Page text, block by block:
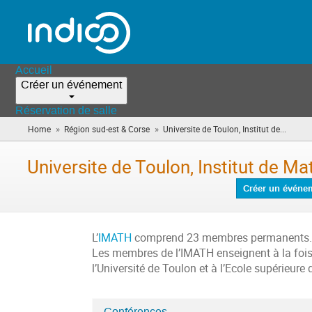
Accueil
Créer un événement
Réservation de salle
Home » Région sud-est & Corse » Universite de Toulon, Institut de...
êtes
Universite de Toulon, Institut de
Créer un
L’IMATH comprend 23 membres permanents.
Les membres de l’IMATH enseignent à la
l’Université de Toulon et à l’Ecole